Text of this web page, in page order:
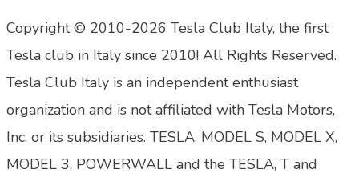
Copyright © 2010-2026 Tesla Club Italy, the first
Tesla club in Italy since 2010! All Rights Reserved.
Tesla Club Italy is an independent enthusiast
organization and is not affiliated with Tesla Motors,
Inc. or its subsidiaries. TESLA, MODEL S, MODEL X,
MODEL 3, POWERWALL and the TESLA, T and